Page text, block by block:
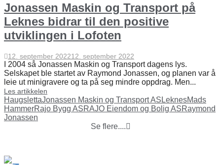
Jonassen Maskin og Transport på
Leknes bidrar til den positive
utviklingen i Lofoten
12. september 202212. september 2022
I 2004 så Jonassen Maskin og Transport dagens lys.
Selskapet ble startet av Raymond Jonassen, og planen var å
leie ut minigravere og ta på seg mindre oppdrag. Men...
Les artikkelen
HaugslettaJonassen Maskin og Transport AS LeknesMads
HammerRajo Bygg ASRAJO Eiendom og Bolig ASRaymond
Jonassen
Se flere....